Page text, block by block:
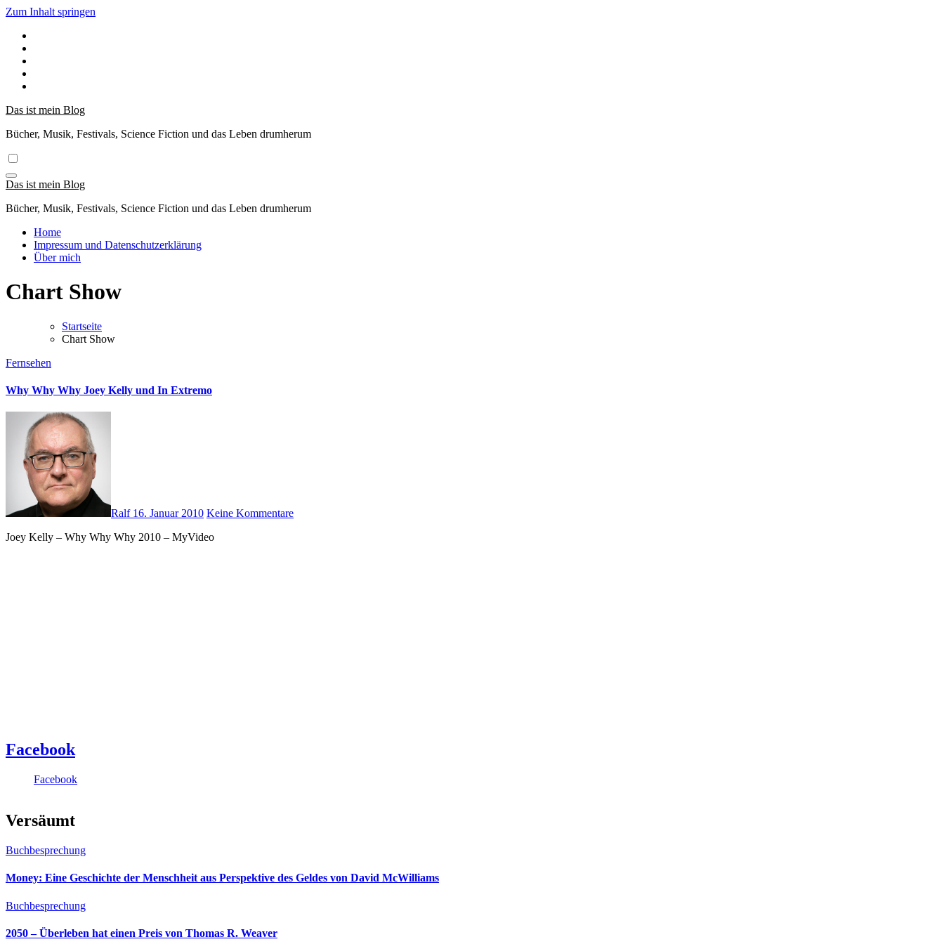
Zum Inhalt springen
Das ist mein Blog
Bücher, Musik, Festivals, Science Fiction und das Leben drumherum
Das ist mein Blog
Bücher, Musik, Festivals, Science Fiction und das Leben drumherum
Home
Impressum und Datenschutzerklärung
Über mich
Chart Show
Startseite
Chart Show
Fernsehen
Why Why Why Joey Kelly und In Extremo
Ralf 16. Januar 2010 Keine Kommentare
Joey Kelly – Why Why Why 2010 – MyVideo
Facebook
Facebook
Versäumt
Buchbesprechung
Money: Eine Geschichte der Menschheit aus Perspektive des Geldes von David McWilliams
Buchbesprechung
2050 – Überleben hat einen Preis von Thomas R. Weaver